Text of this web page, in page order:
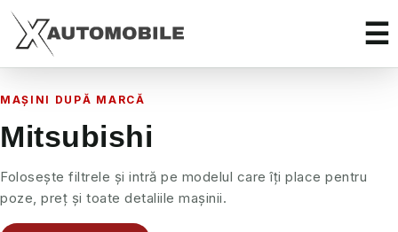
MAȘINI DUPĂ MARCĂ
Mitsubishi
Folosește filtrele și intră pe modelul care îți place pentru
poze, preț și toate detaliile mașinii.